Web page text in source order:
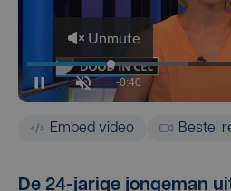
Embed video Bestel
De 24-jarige jongeman